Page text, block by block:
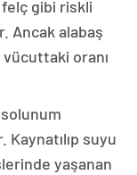
gibi riskli
Ancak alabaş
oranı
suyu
yaşanan